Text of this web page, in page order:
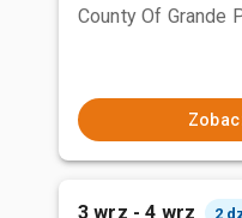
3 wrz - 4 wrz 2